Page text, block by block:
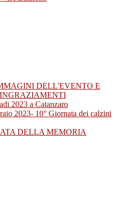
DELL'EVENTO E
2023 a Catanzaro
2023- 10° Giornata dei calzini
DELLA MEMORIA